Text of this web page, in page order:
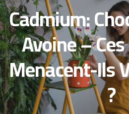
Cadmium:
Avoine –
Menacent-Ils
?